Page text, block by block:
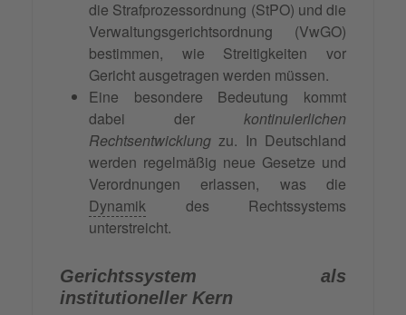
die Strafprozessordnung (StPO) und die
Verwaltungsgerichtsordnung (VwGO)
bestimmen, wie Streitigkeiten vor
Gericht ausgetragen werden müssen.
Eine besondere Bedeutung kommt
dabei der kontinuierlichen
Rechtsentwicklung zu. In Deutschland
werden regelmäßig neue Gesetze und
Verordnungen erlassen, was die
Dynamik des Rechtssystems
unterstreicht.
Gerichtssystem als
institutioneller Kern